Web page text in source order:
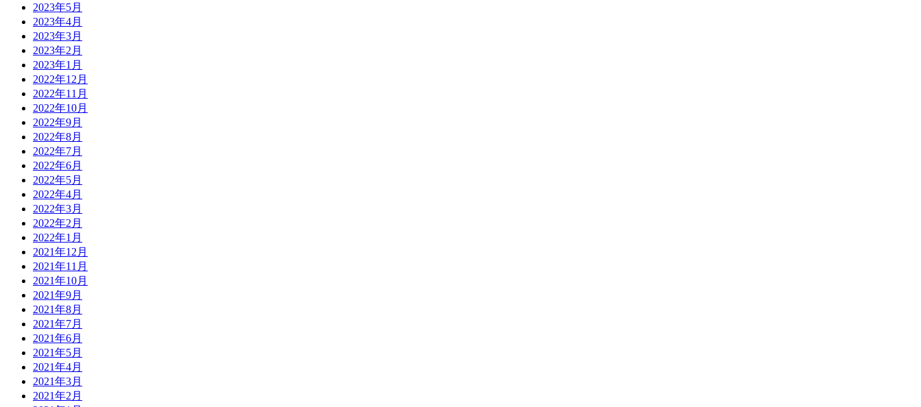
2023年5月
2023年4月
2023年3月
2023年2月
2023年1月
2022年12月
2022年11月
2022年10月
2022年9月
2022年8月
2022年7月
2022年6月
2022年5月
2022年4月
2022年3月
2022年2月
2022年1月
2021年12月
2021年11月
2021年10月
2021年9月
2021年8月
2021年7月
2021年6月
2021年5月
2021年4月
2021年3月
2021年2月